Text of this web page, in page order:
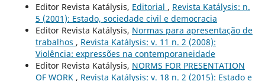
Editor Revista Katálysis, Editorial , Revista Katálysis: n.
5 (2001): Estado, sociedade civil e democracia
Editor Revista Katálysis, Normas para apresentação de
trabalhos , Revista Katálysis: v. 11 n. 2 (2008):
Violência: expressões na contemporaneidade
Editor Revista Katálysis, NORMS FOR PRESENTATION
OF WORK , Revista Katálysis: v. 18 n. 2 (2015): Estado e